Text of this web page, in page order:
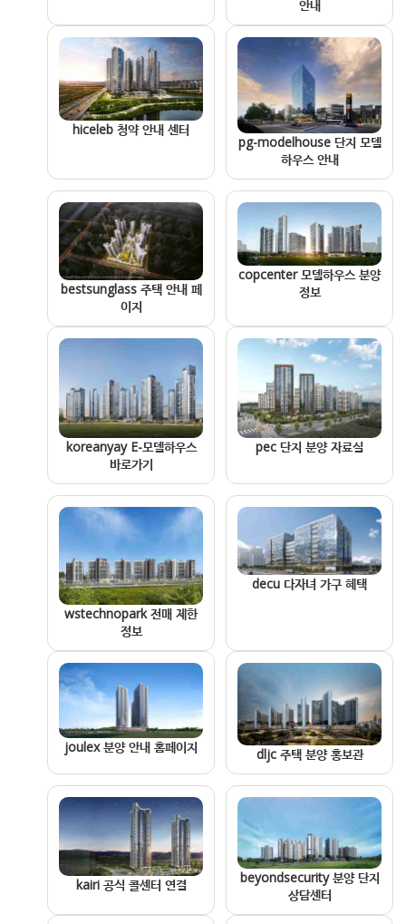
안내
hiceleb 청약 안내 센터
pg-modelhouse 단지 모델
하우스 안내
bestsunglass 주택 안내 페
이지
copcenter 모델하우스 분양
정보
koreanyay E-모델하우스
바로가기
pec 단지 분양 자료실
wstechnopark 전매 제한
정보
decu 다자녀 가구 혜택
joulex 분양 안내 홈페이지 dljc 주택 분양 홍보관
kairi 공식 콜센터 연결
beyondsecurity 분양 단지
상담센터